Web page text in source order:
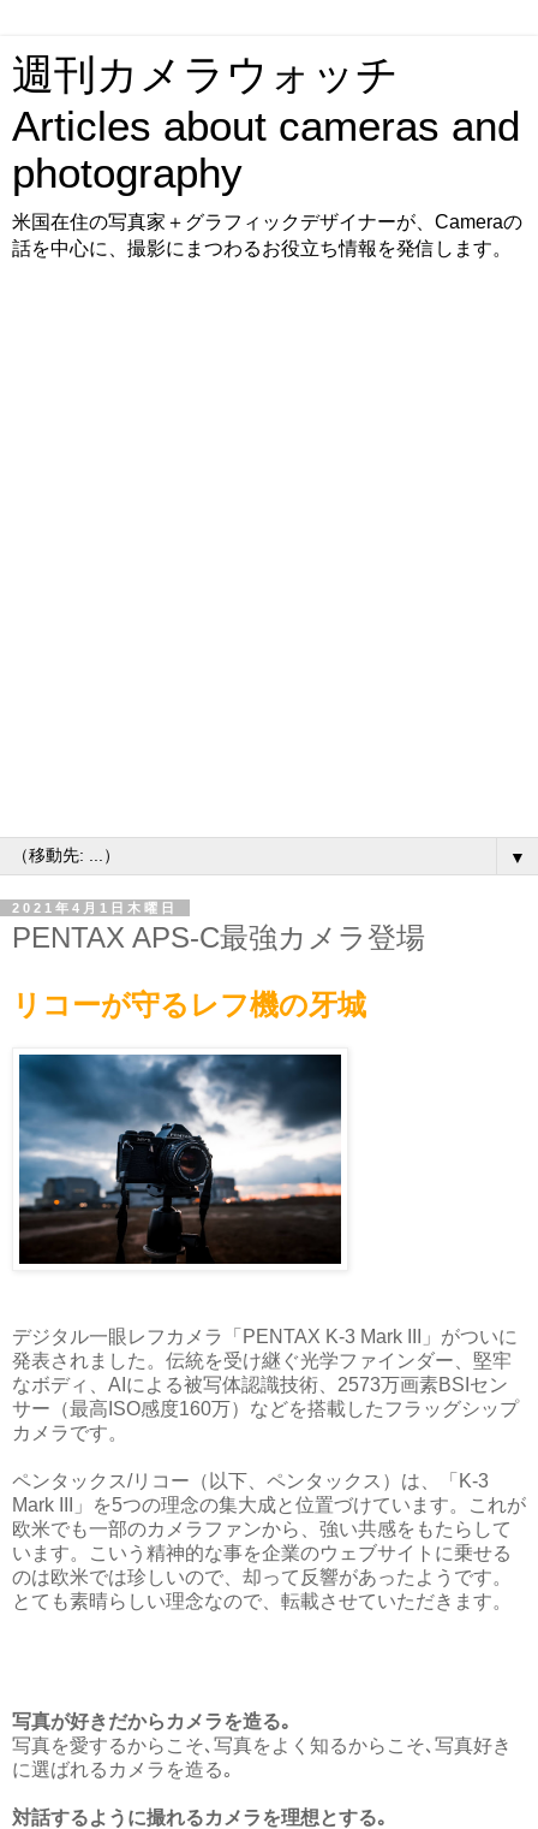
週刊カメラウォッチ
Articles about cameras and
photography
米国在住の写真家＋グラフィックデザイナーが、Cameraの
話を中心に、撮影にまつわるお役立ち情報を発信します。
▼
2021年4月1日木曜日
PENTAX APS-C最強カメラ登場
リコーが守るレフ機の牙城
デジタル一眼レフカメラ「PENTAX K-3 Mark III」がついに
発表されました。伝統を受け継ぐ光学ファインダー、堅牢
なボディ、AIによる被写体認識技術、2573万画素BSIセン
サー（最高ISO感度160万）などを搭載したフラッグシップ
カメラです。
ペンタックス/リコー（以下、ペンタックス）は、「K-3
Mark III」を5つの理念の集大成と位置づけています。これが
欧米でも一部のカメラファンから、強い共感をもたらして
います。こいう精神的な事を企業のウェブサイトに乗せる
のは欧米では珍しいので、却って反響があったようです。
とても素晴らしい理念なので、転載させていただきます。
写真が好きだからカメラを造る｡
写真を愛するからこそ､写真をよく知るからこそ､写真好き
に選ばれるカメラを造る｡
対話するように撮れるカメラを理想とする｡